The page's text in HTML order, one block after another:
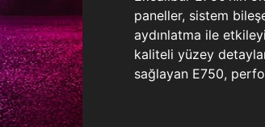
paneller, sistem
aydınlatma ile
kaliteli yüzey
sağlayan E750,